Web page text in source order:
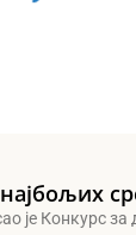
је Конкурс